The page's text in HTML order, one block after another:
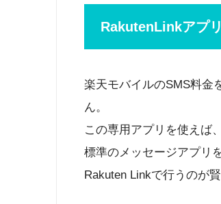
RakutenLinkアプ
楽天モバイルのSMS料金
ん。
この専用アプリを使えば
標準のメッセージアプリ
Rakuten Linkで行うのが